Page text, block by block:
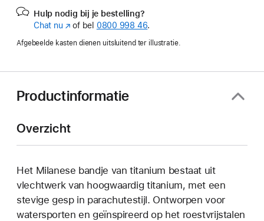
Hulp nodig bij je bestelling?
Chat nu (Wordt
nieuw
geopend)
of bel 0800 998 46.
Afgebeelde kasten dienen uitsluitend ter illustratie.
Productinformatie
Overzicht
Het Milanese bandje van titanium bestaat uit
vlechtwerk van hoogwaardig titanium, met een
stevige gesp in parachutestijl. Ontworpen voor
watersporten en geïnspireerd op het roestvrijstalen